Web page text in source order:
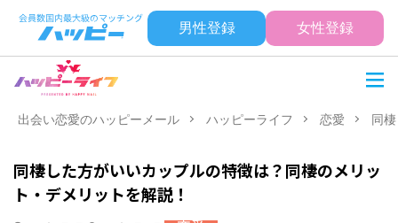
男性登録 女性登録
出会い恋愛のハッピーメール ハッピーライフ 恋愛 同
同棲した方がいいカップルの特徴は？同棲のメリッ
ト・デメリットを解説！